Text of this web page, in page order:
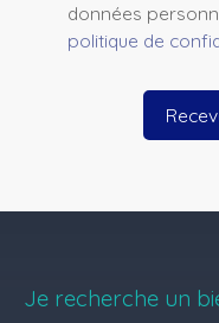
données
politique de
Je recherche un